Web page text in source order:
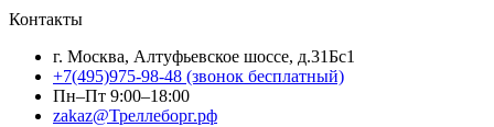
Контакты
г. Москва, Алтуфьевское шоссе, д.31Бс1
+7(495)975-98-48 (звонок бесплатный)
Пн–Пт 9:00–18:00
zakaz@Треллеборг.рф